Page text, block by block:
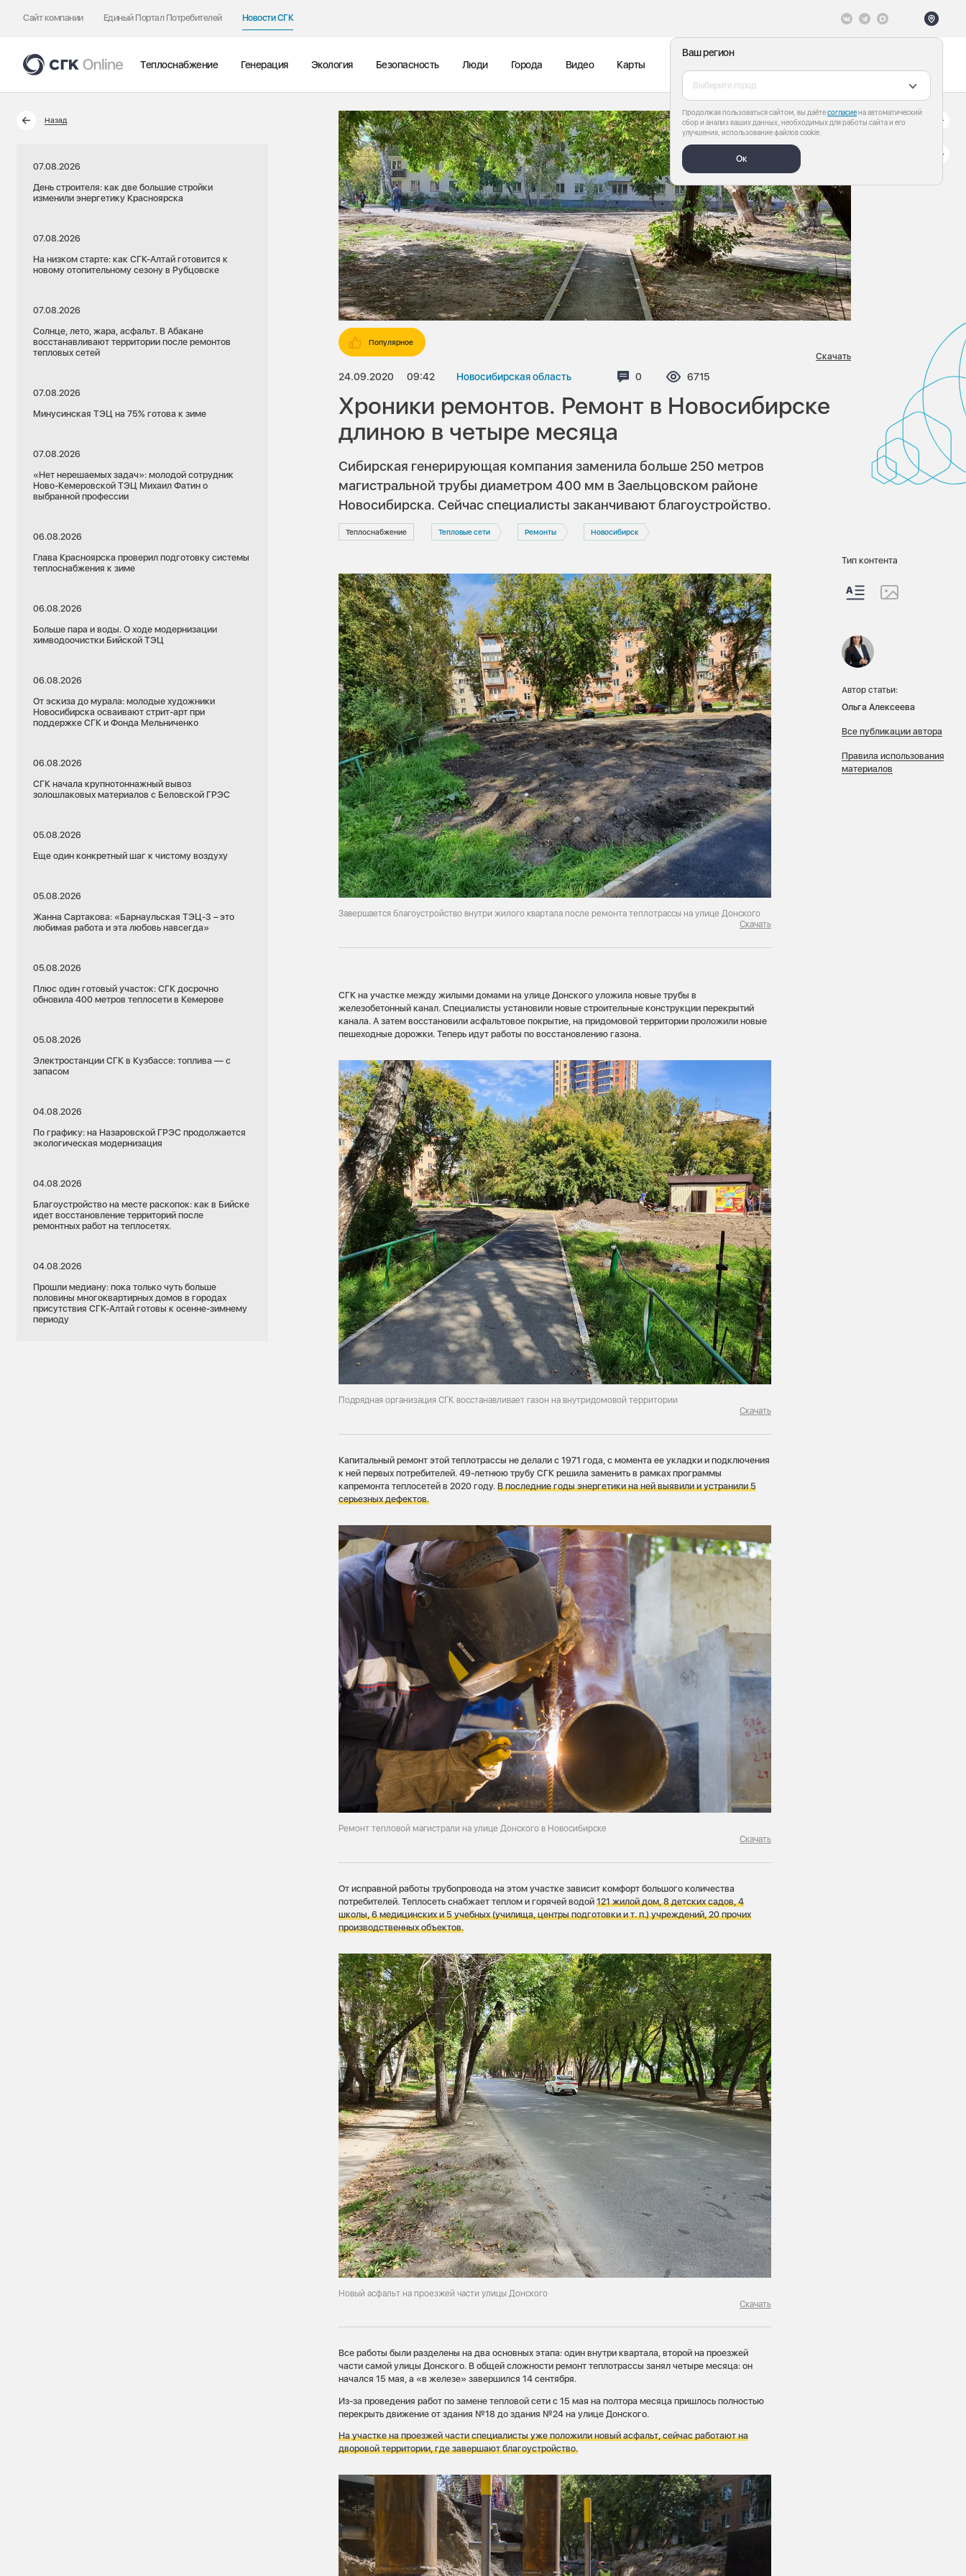
Сайт компании Единый Портал Потребителей Новости СГК
Ваш регион
Выберите город
Продолжая пользоваться сайтом, вы даётесогласиена автоматический
сбор и анализ ваших данных, необходимых для работы сайта и его
улучшения, использование файлов cookie.
Ок
Теплоснабжение Генерация Экология Безопасность Люди Города Видео Карты
Назад
07.08.2026
День строителя: как две большие стройки
изменили энергетику Красноярска
07.08.2026
На низком старте: как СГК-Алтай готовится к
новому отопительному сезону в Рубцовске
07.08.2026
Солнце, лето, жара, асфальт. В Абакане
восстанавливают территории после ремонтов
тепловых сетей
07.08.2026
Минусинская ТЭЦ на 75% готова к зиме
07.08.2026
«Нет нерешаемых задач»: молодой сотрудник
Ново-Кемеровской ТЭЦ Михаил Фатин о
выбранной профессии
06.08.2026
Глава Красноярска проверил подготовку системы
теплоснабжения к зиме
06.08.2026
Больше пара и воды. О ходе модернизации
химводоочистки Бийской ТЭЦ
06.08.2026
От эскиза до мурала: молодые художники
Новосибирска осваивают стрит-арт при
поддержке СГК и Фонда Мельниченко
06.08.2026
СГК начала крупнотоннажный вывоз
золошлаковых материалов с Беловской ГРЭС
05.08.2026
Еще один конкретный шаг к чистому воздуху
05.08.2026
Жанна Сартакова: «Барнаульская ТЭЦ-3 – это
любимая работа и эта любовь навсегда»
05.08.2026
Плюс один готовый участок: СГК досрочно
обновила 400 метров теплосети в Кемерове
05.08.2026
Электростанции СГК в Кузбассе: топлива — с
запасом
04.08.2026
По графику: на Назаровской ГРЭС продолжается
экологическая модернизация
04.08.2026
Благоустройство на месте раскопок: как в Бийске
идет восстановление территорий после
ремонтных работ на теплосетях.
04.08.2026
Прошли медиану: пока только чуть больше
половины многоквартирных домов в городах
присутствия СГК-Алтай готовы к осенне-зимнему
периоду
Популярное
24.09.2020 09:42 Новосибирская область Комментариев:
0 Просмотров:
6715
Скачать
Хроники ремонтов. Ремонт в Новосибирске
длиною в четыре месяца
Сибирская генерирующая компания заменила больше 250 метров
магистральной трубы диаметром 400 мм в Заельцовском районе
Новосибирска. Сейчас специалисты заканчивают благоустройство.
Теплоснабжение Тепловые сети Ремонты Новосибирск
Завершается благоустройство внутри жилого квартала после ремонта теплотрассы на улице Донского
Скачать
СГК на участке между жилыми домами на улице Донского уложила новые трубы в
железобетонный канал. Специалисты установили новые строительные конструкции перекрытий
канала. А затем восстановили асфальтовое покрытие, на придомовой территории проложили новые
пешеходные дорожки. Теперь идут работы по восстановлению газона.
Подрядная организация СГК восстанавливает газон на внутридомовой территории
Скачать
Капитальный ремонт этой теплотрассы не делали с 1971 года, с момента ее укладки и подключения
к ней первых потребителей. 49-летнюю трубу СГК решила заменить в рамках программы
капремонта теплосетей в 2020 году.В последние годы энергетики на ней выявили и устранили 5
серьезных дефектов.
Ремонт тепловой магистрали на улице Донского в Новосибирске
Скачать
От исправной работы трубопровода на этом участке зависит комфорт большого количества
потребителей. Теплосеть снабжает теплом и горячей водой121 жилой дом, 8 детских садов, 4
школы, 6 медицинских и 5 учебных (училища, центры подготовки и т. п.) учреждений, 20 прочих
производственных объектов.
Новый асфальт на проезжей части улицы Донского
Скачать
Все работы были разделены на два основных этапа: один внутри квартала, второй на проезжей
части самой улицы Донского. В общей сложности ремонт теплотрассы занял четыре месяца: он
начался 15 мая, а «в железе» завершился 14 сентября.
Из-за проведения работ по замене тепловой сети с 15 мая на полтора месяца пришлось полностью
перекрыть движение от здания №18 до здания №24 на улице Донского.
На участке на проезжей части специалисты уже положили новый асфальт, сейчас работают на
дворовой территории, где завершают благоустройство.
Тип контента
Автор статьи:
Ольга Алексеева
Все публикации автора
Правила использования
материалов